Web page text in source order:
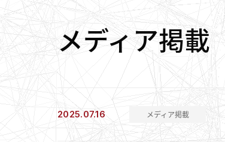
メディア掲載
2025.07.16 メディア掲載